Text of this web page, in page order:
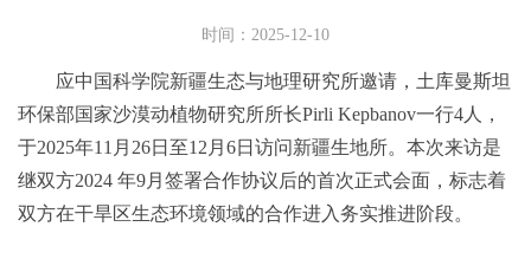
时间：2025-12-10
应中国科学院新疆生态与地理研究所邀请，土库曼斯坦
环保部国家沙漠动植物研究所所长Pirli Kepbanov一行4人，
于2025年11月26日至12月6日访问新疆生地所。本次来访是
继双方2024 年9月签署合作协议后的首次正式会面，标志着
双方在干旱区生态环境领域的合作进入务实推进阶段。